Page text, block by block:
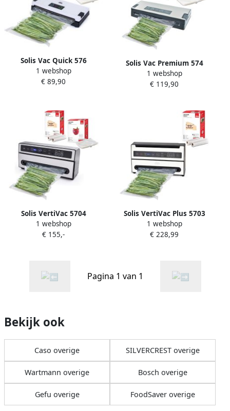
Solis Vac Quick 576
Vacumeermachine + 2
Vacuümrollen + 50
1 webshop
€ 89,90
Solis Vac Premium 574
Vacumeermachine + 2
vacuümrollen + 50
1 webshop
€ 119,90
Solis VertiVac 5704
Vacumeermachine
Vacuümmachine + 2
1 webshop
€ 155,-
Solis VertiVac Plus 5703
Vacumeermachine + 2
Vacuümollen 20 x 600 cm
1 webshop
€ 228,99
Pagina 1 van 1
Bekijk ook
Caso overige SILVERCREST overige
Wartmann overige Bosch overige
Gefu overige FoodSaver overige